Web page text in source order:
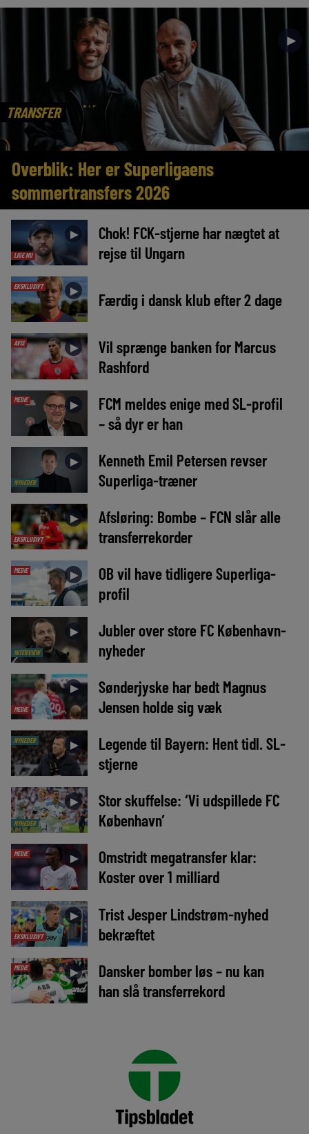
TRANSFER
►
Overblik: Her er Superligaens
sommertransfers 2026
LIGE NU
►
Chok! FCK-stjerne har nægtet at
rejse til Ungarn
EKSKLUSIVT ► Færdig i dansk klub efter 2 dage
AVIS ►
Vil sprænge banken for Marcus
Rashford
MEDIE ►
FCM meldes enige med SL-profil
– så dyr er han
NYHEDER
►
Kenneth Emil Petersen revser
Superliga-træner
EKSKLUSIVT
►
Afsløring: Bombe – FCN slår alle
transferrekorder
MEDIE ►
OB vil have tidligere Superliga-
profil
INTERVIEW
►
Jubler over store FC København-
nyheder
MEDIE
►
Sønderjyske har bedt Magnus
Jensen holde sig væk
NYHEDER ►
Legende til Bayern: Hent tidl. SL-
stjerne
NYHEDER
►
Stor skuffelse: ‘Vi udspillede FC
København’
MEDIE ►
Omstridt megatransfer klar:
Koster over 1 milliard
EKSKLUSIVT
►
Trist Jesper Lindstrøm-nyhed
bekræftet
MEDIE ►
Dansker bomber løs – nu kan
han slå transferrekord